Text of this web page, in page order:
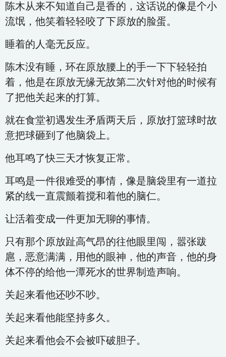
陈木从来不知道自己是香的，这话说的像是个小
流氓，他笑着轻轻咬了下原放的脸蛋。
睡着的人毫无反应。
陈木没有睡，环在原放腰上的手一下下轻轻拍
着，他是在原放无缘无故第二次针对他的时候有
了把他关起来的打算。
就在食堂初遇发生矛盾两天后，原放打篮球时故
意把球砸到了他脑袋上。
他耳鸣了快三天才恢复正常。
耳鸣是一件很难受的事情，像是脑袋里有一道拉
紧的线一直震颤着搅和着他的脑仁。
让活着变成一件更加无聊的事情。
只有那个原放趾高气昂的往他眼里闯，嚣张跋
扈，恶意满满，用他的眼神，他的声音，他的身
体不停的给他一潭死水的世界制造声响。
关起来看他还吵不吵。
关起来看他能坚持多久。
关起来看他会不会被吓破胆子。